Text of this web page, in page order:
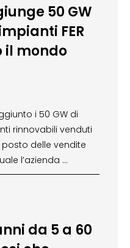
50 GW
FER
il mondo
i 50 GW di
rinnovabili venduti
delle vendite
l’azienda …
da 5 a 60